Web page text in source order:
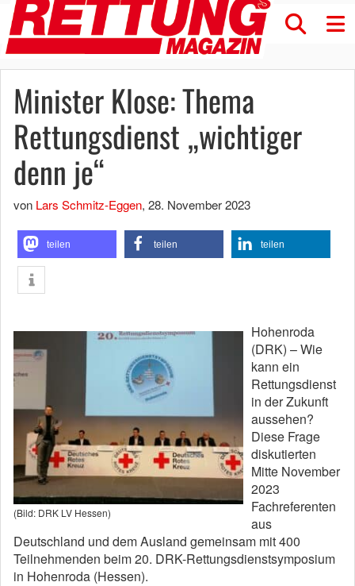
Minister Klose: Thema
Rettungsdienst „wichtiger
denn je“
von Lars Schmitz-Eggen, 28. November 2023
teilen teilen teilen
(Bild: DRK LV Hessen)
Hohenroda
(DRK) – Wie
kann ein
Rettungsdienst
in der Zukunft
aussehen?
Diese Frage
diskutierten
Mitte November
2023
Fachreferenten
aus
Deutschland und dem Ausland gemeinsam mit 400
Teilnehmenden beim 20. DRK-Rettungsdienstsymposium
in Hohenroda (Hessen).